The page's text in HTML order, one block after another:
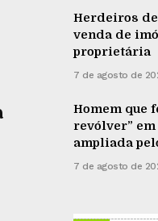
Herdeiros
venda de
proprietária
7 de agosto de
Homem que
revólver”
ampliada
7 de agosto de